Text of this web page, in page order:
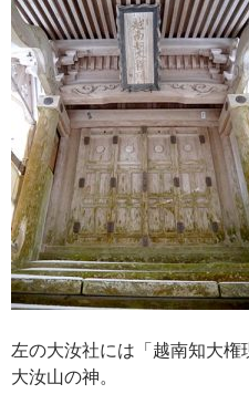
左の大汝社には「越南知大
大汝山の神。